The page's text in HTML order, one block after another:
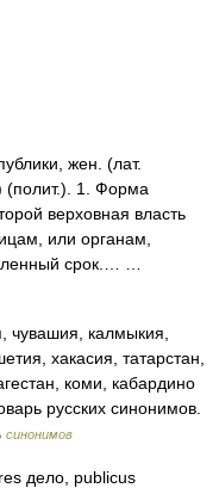
жен. (лат.
(полит.). 1. Форма
верховная власть
или органам,
срок.… …
чувашия, калмыкия,
хакасия, татарстан,
коми, кабардино
русских синонимов.
синонимов
дело, publicus